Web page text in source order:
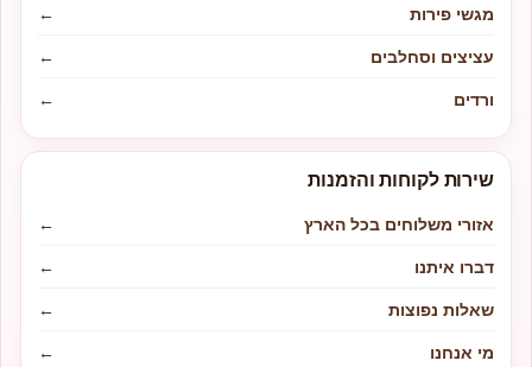
מגשי פירות
←
עציצים וסחלבים
←
ורדים
←
שירות לקוחות והזמנות
אזורי משלוחים בכל הארץ
←
דברו איתנו
←
שאלות נפוצות
←
מי אנחנו
←